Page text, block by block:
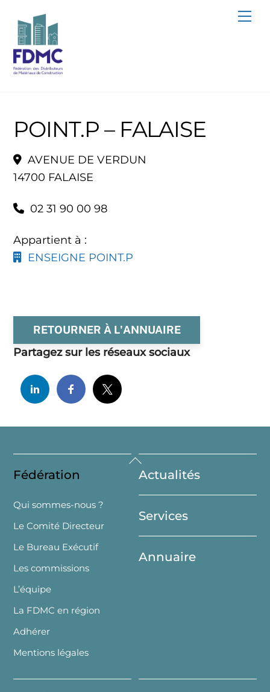
content
POINT.P – FALAISE
AVENUE DE VERDUN
14700 FALAISE
02 31 90 00 98
Appartient à :
ENSEIGNE POINT.P
RETOURNER À L'ANNUAIRE
Partagez sur les réseaux sociaux
Back
To
Top
Fédération
Qui sommes-nous ?
Le Comité Directeur
Le Bureau Exécutif
Les commissions
L’équipe
La FDMC en région
Adhérer
Mentions légales
Actualités
Services
Annuaire